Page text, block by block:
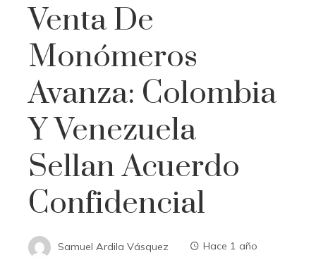
Venta De
Monómeros
Avanza: Colombia
Y Venezuela
Sellan Acuerdo
Confidencial
Samuel Ardila Vásquez
Hace 1 año